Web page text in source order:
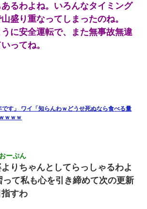
的に開催して夫婦で参加してたんだけど、
いな人に「BBQは友達とやりなよ！」と言
友達2人を家に泊めた結果ｗｗｗｗｗｗ
一緒にお風呂に入っちゃった～｣とか毎日兄
事故で亡くなった。→Ａ子のお母さんの話に
う？」とメールを送った→
談で「行為させてくれたら許してあげる」
るわよね。いろんなタイミング
盛り重なってしまったのね。
に安全運転で、また無事故無違
ってね。
です」 ワイ「知らんわｗどうせ死ぬなら食べる量
ｗｗｗ
ーぷん
りちゃんとしてらっしゃるわよ
て私も心を引き締めて次の更新
すわ